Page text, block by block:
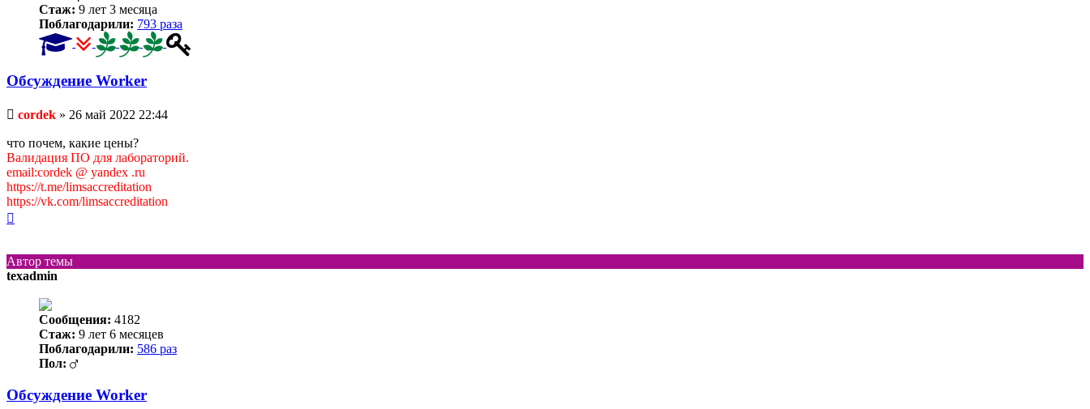
Стаж: 9 лет 3 месяца
Поблагодарили: 793 раза
Обсуждение Worker
Непрочитанное
cordek » 26 май 2022 22:44
что почем, какие цены?
Валидация ПО для лабораторий.
email:cordek @ yandex .ru
https://t.me/limsaccreditation
https://vk.com/limsaccreditation
Автор темы
texadmin
Сообщения: 4182
Стаж: 9 лет 6 месяцев
Поблагодарили: 586 раз
Пол:
Обсуждение Worker